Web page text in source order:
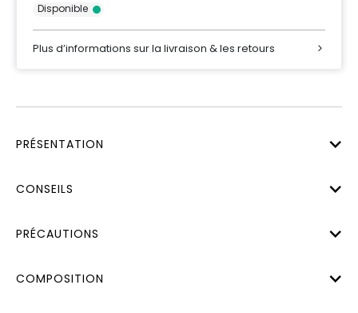
Disponible
Plus d’informations sur la livraison & les retours
PRÉSENTATION
CONSEILS
PRÉCAUTIONS
COMPOSITION